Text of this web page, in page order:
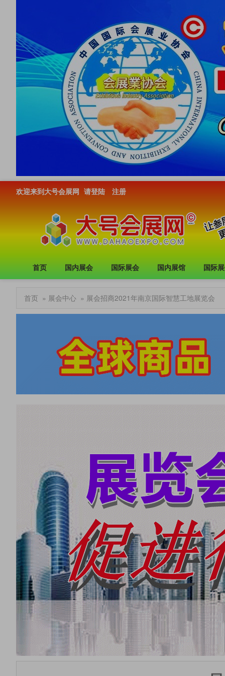
欢迎来到大号会展网 请登陆 注册
首页 国内展会 国际展会 国内展馆 国际
首页 » 展会中心 » 展会招商2021年南京国际智慧工地展览会